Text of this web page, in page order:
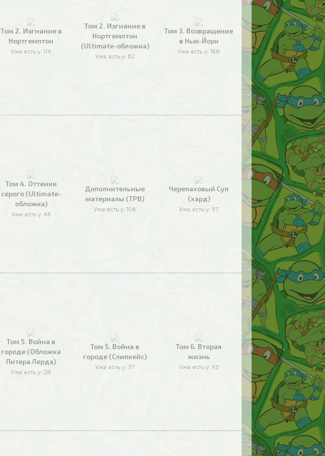
Том 2. Изгнание в
Нортгемптон
Уже есть у: 114
Том 2. Изгнание в
Нортгемптон
(Ultimate-обложка)
Уже есть у: 62
Том 3. Возвращение
в Нью-Йорк
Уже есть у: 168
Том 4. Оттенки
серого (Ultimate-
обложка)
Уже есть у: 66
Дополнительные
материалы (TPB)
Уже есть у: 106
Черепаховый Суп
(хард)
Уже есть у: 97
Том 5. Война в
городе (Обложка
Питера Лерда)
Уже есть у: 28
Том 5. Война в
городе (Слипкейс)
Уже есть у: 37
Том 6. Вторая
жизнь
Уже есть у: 93